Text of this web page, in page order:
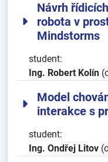
Návrh
robota v
Mindstorms
student:
Ing. Robert Kolín
Model
interakce s
student:
Ing. Ondřej Litov